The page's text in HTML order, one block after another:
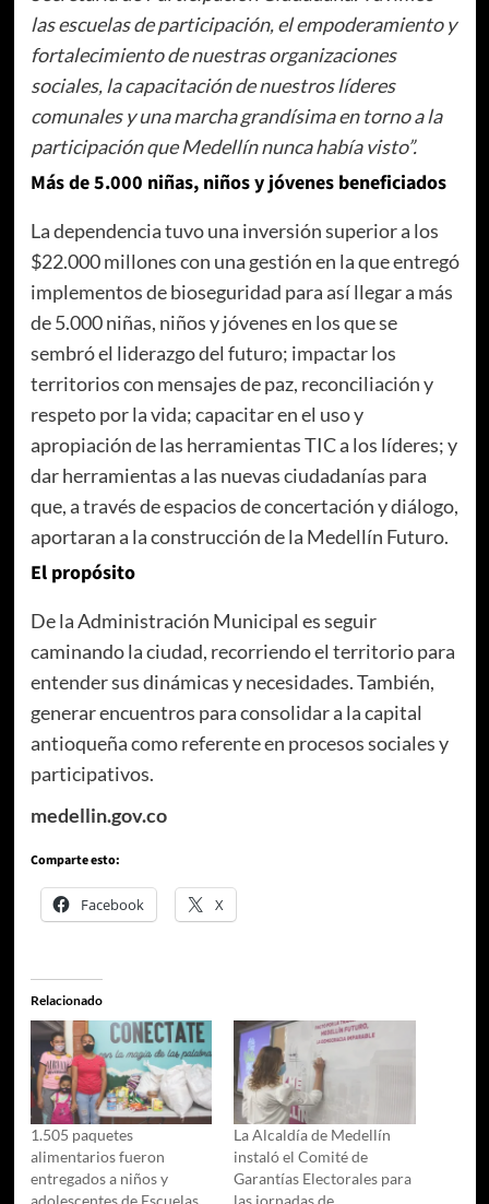
las escuelas de participación, el empoderamiento y
fortalecimiento de nuestras organizaciones
sociales, la capacitación de nuestros líderes
comunales y una marcha grandísima en torno a la
participación que Medellín nunca había visto”.
Más de 5.000 niñas, niños y jóvenes beneficiados
La dependencia tuvo una inversión superior a los
$22.000 millones con una gestión en la que entregó
implementos de bioseguridad para así llegar a más
de 5.000 niñas, niños y jóvenes en los que se
sembró el liderazgo del futuro; impactar los
territorios con mensajes de paz, reconciliación y
respeto por la vida; capacitar en el uso y
apropiación de las herramientas TIC a los líderes; y
dar herramientas a las nuevas ciudadanías para
que, a través de espacios de concertación y diálogo,
aportaran a la construcción de la Medellín Futuro.
El propósito
De la Administración Municipal es seguir
caminando la ciudad, recorriendo el territorio para
entender sus dinámicas y necesidades. También,
generar encuentros para consolidar a la capital
antioqueña como referente en procesos sociales y
participativos.
medellin.gov.co
Comparte esto:
Facebook X
Relacionado
1.505 paquetes
alimentarios fueron
entregados a niños y
adolescentes de Escuelas
La Alcaldía de Medellín
instaló el Comité de
Garantías Electorales para
las jornadas de